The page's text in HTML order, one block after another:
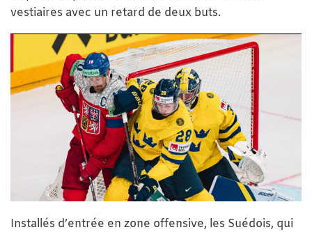
vestiaires avec un retard de deux buts.
Installés d’entrée en zone offensive, les Suédois, qui